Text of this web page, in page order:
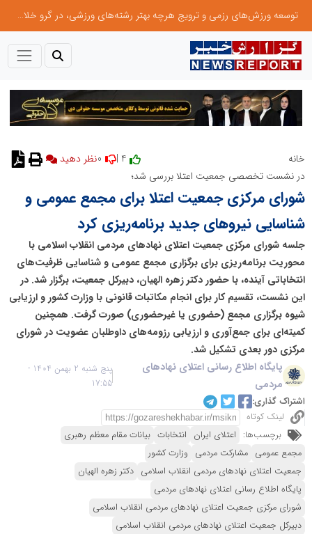
توسعه ورزش‌های رزمی و ترویج هرچه بهتر رشته‌های ورزشی، در گرو خلاقیت و نوآوری است
خانه
نظر دهید
در نشست تخصصی جمعیت اعتلا بررسی شد؛
شورای مرکزی جمعیت اعتلا برای مجمع عمومی و
شناسایی نیروهای جدید برنامه‌ریزی کرد
جلسه شورای مرکزی جمعیت اعتلای نهادهای مردمی انقلاب اسلامی با
محوریت برنامه‌ریزی برای برگزاری مجمع عمومی و شناسایی ظرفیت‌های
انتخاباتی آینده، با حضور دکتر زهره الهیان، دبیرکل جمعیت، برگزار شد. در
این نشست، تقسیم کار برای انجام مکاتبات قانونی با وزارت کشور و ارزیابی
شیوه برگزاری مجمع (حضوری یا غیرحضوری) صورت گرفت. همچنین
کمیته‌ای برای جمع‌آوری و ارزیابی رزومه‌های داوطلبان عضویت در شورای
مرکزی دور بعدی تشکیل شد.
پایگاه اطلاع رسانی اعتلای نهادهای
مردمی
پنج شنبه 2 بهمن 1404 -
17:55
اشتراک گذاری:
لینک کوتاه
برچسب‌ها: اعتلای ایران انتخابات بیانات مقام معظم رهبری
مجمع عمومی مشارکت مردمی وزارت کشور
جمعیت اعتلای نهادهای مردمی انقلاب اسلامی دکتر زهره الهیان
پایگاه اطلاع رسانی اعتلای نهادهای مردمی
شورای مرکزی جمعیت اعتلای نهادهای مردمی انقلاب اسلامی
دبیرکل جمعیت اعتلای نهادهای مردمی انقلاب اسلامی